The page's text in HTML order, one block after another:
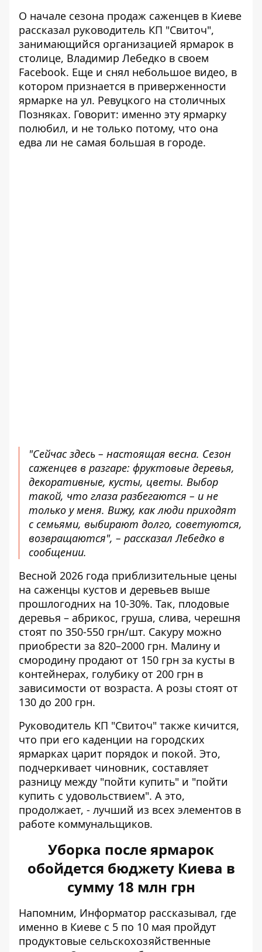
О начале сезона продаж саженцев в Киеве
рассказал руководитель КП "Свиточ",
занимающийся организацией ярмарок в
столице, Владимир Лебедко в своем
Facebook. Еще и снял небольшое видео, в
котором признается в приверженности
ярмарке на ул. Ревуцкого на столичных
Позняках. Говорит: именно эту ярмарку
полюбил, и не только потому, что она
едва ли не самая большая в городе.
"Сейчас здесь – настоящая весна. Сезон
саженцев в разгаре: фруктовые деревья,
декоративные, кусты, цветы. Выбор
такой, что глаза разбегаются – и не
только у меня. Вижу, как люди приходят
с семьями, выбирают долго, советуются,
возвращаются", – рассказал Лебедко в
сообщении.
Весной 2026 года приблизительные цены
на саженцы кустов и деревьев выше
прошлогодних на 10-30%. Так, плодовые
деревья – абрикос, груша, слива, черешня
стоят по 350-550 грн/шт. Сакуру можно
приобрести за 820–2000 грн. Малину и
смородину продают от 150 грн за кусты в
контейнерах, голубику от 200 грн в
зависимости от возраста. А розы стоят от
130 до 200 грн.
Руководитель КП "Свиточ" также кичится,
что при его каденции на городских
ярмарках царит порядок и покой. Это,
подчеркивает чиновник, составляет
разницу между "пойти купить" и "пойти
купить с удовольствием". А это,
продолжает, - лучший из всех элементов в
работе коммунальщиков.
Уборка после ярмарок
обойдется бюджету Киева в
сумму 18 млн грн
Напомним, Информатор рассказывал, где
именно в Киеве с 5 по 10 мая пройдут
продуктовые сельскохозяйственные